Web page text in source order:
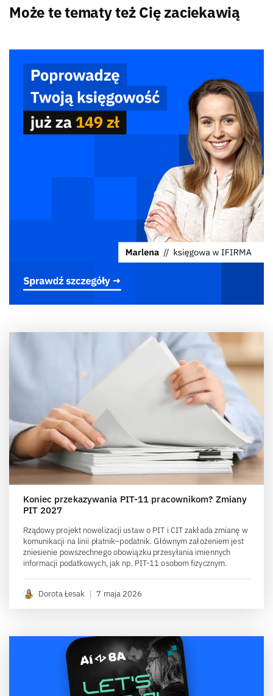
Może te tematy też Cię zaciekawią
Koniec przekazywania PIT-11 pracownikom? Zmiany
PIT 2027
Rządowy projekt nowelizacji ustaw o PIT i CIT zakłada zmianę w
komunikacji na linii płatnik–podatnik. Głównym założeniem jest
zniesienie powszechnego obowiązku przesyłania imiennych
informacji podatkowych, jak np. PIT-11 osobom fizycznym.
Dorota Łesak | 7 maja 2026